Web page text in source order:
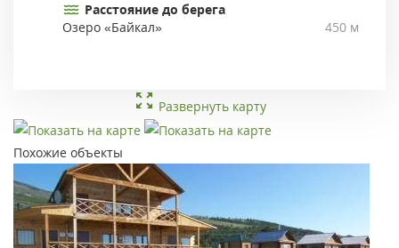
Расстояние до берега
Озеро «Байкал»
450 м
Развернуть карту
Похожие объекты